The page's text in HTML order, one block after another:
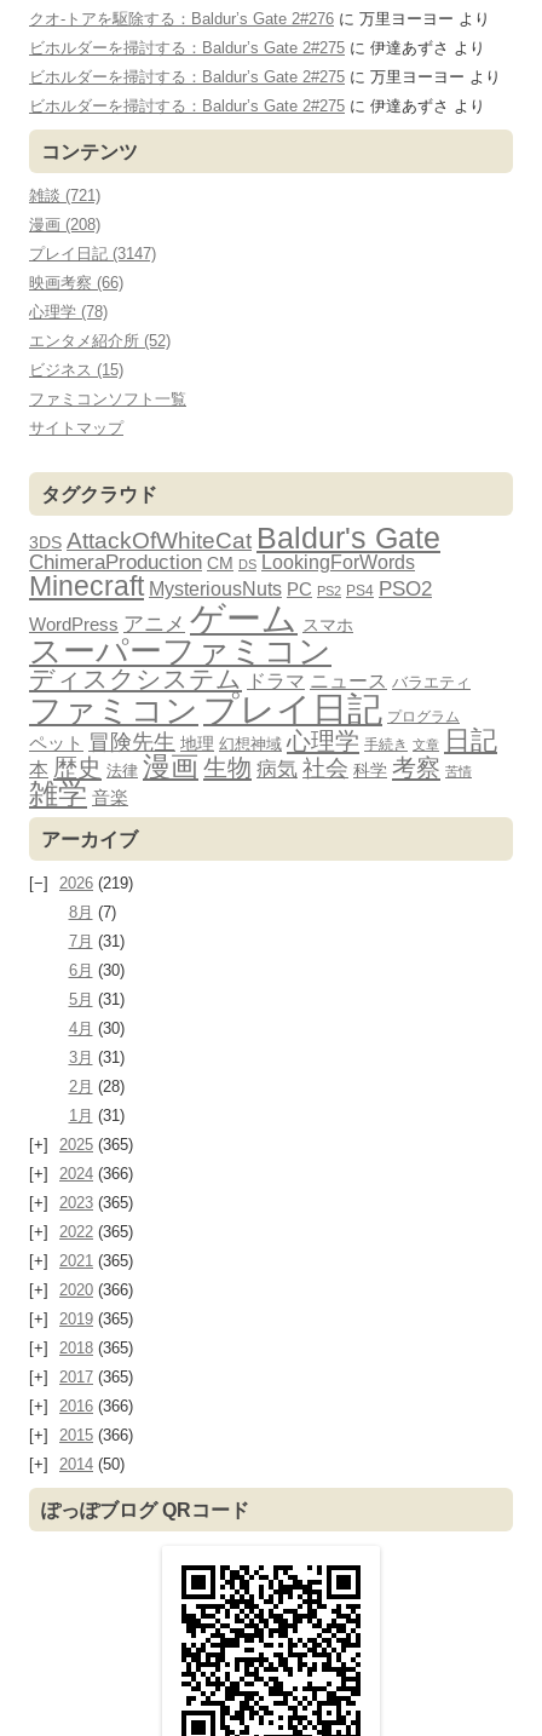
クオ-トアを駆除する：Baldur’s Gate 2#276 に 万里ヨーヨー より
ビホルダーを掃討する：Baldur’s Gate 2#275 に 伊達あずさ より
ビホルダーを掃討する：Baldur’s Gate 2#275 に 万里ヨーヨー より
ビホルダーを掃討する：Baldur’s Gate 2#275 に 伊達あずさ より
コンテンツ
雑談 (721)
漫画 (208)
プレイ日記 (3147)
映画考察 (66)
心理学 (78)
エンタメ紹介所 (52)
ビジネス (15)
ファミコンソフト一覧
サイトマップ
タグクラウド
3DS AttackOfWhiteCat Baldur's Gate
ChimeraProduction CM DS LookingForWords
Minecraft MysteriousNuts PC PS2 PS4 PSO2
WordPress アニメ ゲーム スマホ
スーパーファミコン
ディスクシステム ドラマ ニュース バラエティ
ファミコン プレイ日記 プログラム
ペット 冒険先生 地理 幻想神域 心理学 手続き 文章 日記
本 歴史 法律 漫画 生物 病気 社会 科学 考察 苦情
雑学 音楽
アーカイブ
2026 (219)
8月 (7)
7月 (31)
6月 (30)
5月 (31)
4月 (30)
3月 (31)
2月 (28)
1月 (31)
2025 (365)
2024 (366)
2023 (365)
2022 (365)
2021 (365)
2020 (366)
2019 (365)
2018 (365)
2017 (365)
2016 (366)
2015 (366)
2014 (50)
ぽっぽブログ QRコード